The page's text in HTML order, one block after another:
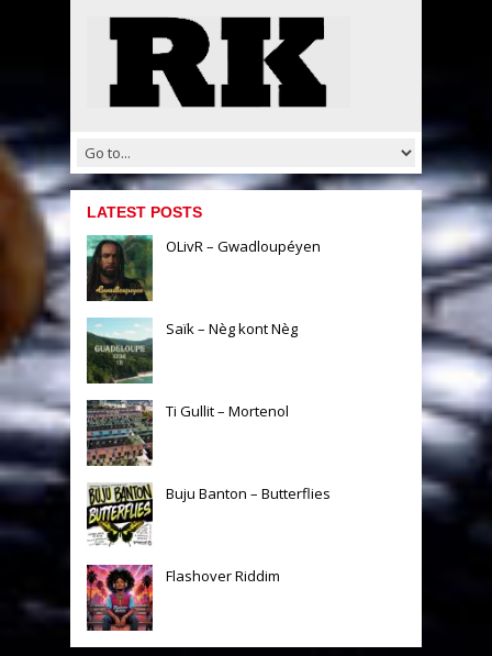
LATEST POSTS
OLivR – Gwadloupéyen
Saïk – Nèg kont Nèg
Ti Gullit – Mortenol
Buju Banton – Butterflies
Flashover Riddim